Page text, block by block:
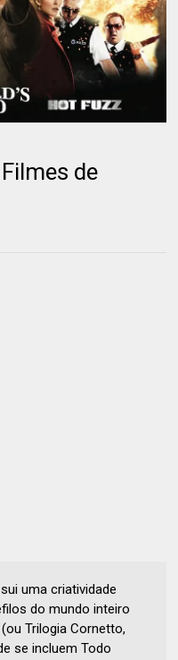
de
uma criatividade
do mundo inteiro
Trilogia Cornetto,
se incluem Todo